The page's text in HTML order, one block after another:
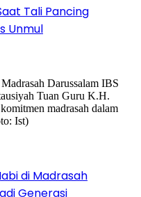
Tali Pancing
Unmul
di Madrasah
Generasi